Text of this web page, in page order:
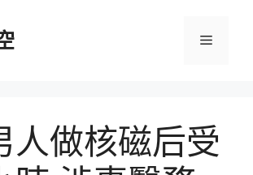
選
人做核磁后受